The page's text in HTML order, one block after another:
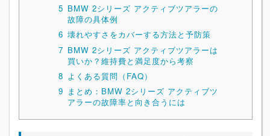
5 BMW 2シリーズ アクティブツアラーの
故障の具体例
6 壊れやすさをカバーする方法と予防策
7 BMW 2シリーズ アクティブツアラーは
買いか？維持費と満足度から考察
8 よくある質問（FAQ）
9 まとめ：BMW 2シリーズ アクティブツ
アラーの故障率と向き合うには